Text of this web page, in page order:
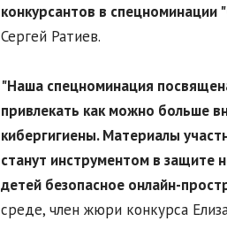
конкурсантов в спецноминации
Сергей Ратиев.
"Наша спецноминация
привлекать как можно больше
кибергигиены. Материалы
станут инструментом в защите
детей безопасное онлайн-
среде, член жюри конкурса